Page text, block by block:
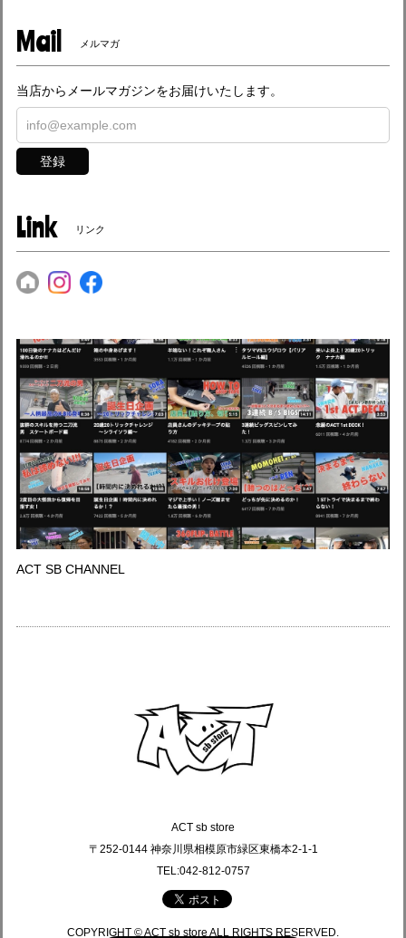
Mail メルマガ
当店からメールマガジンをお届けいたします。
登録
Link リンク
ACT SB CHANNEL
ACT sb store
〒252-0144 神奈川県相模原市緑区東橋本2-1-1
TEL:042-812-0757
COPYRIGHT © ACT sb store ALL RIGHTS RESERVED.